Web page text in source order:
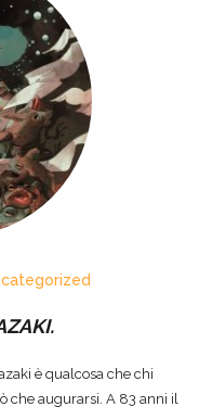
è qualcosa che chi
che augurarsi. A 83 anni il